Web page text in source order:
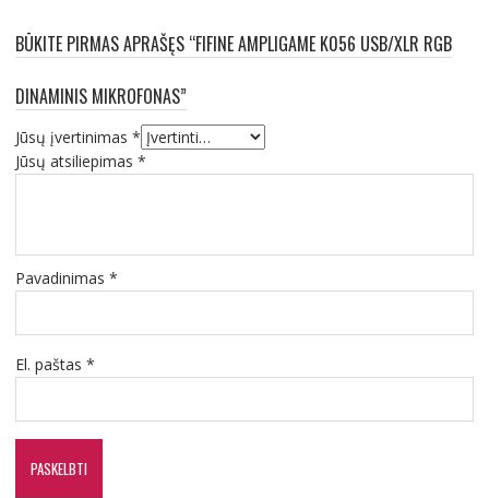
BŪKITE PIRMAS APRAŠĘS “FIFINE AMPLIGAME K056 USB/XLR RGB
DINAMINIS MIKROFONAS”
Jūsų įvertinimas *
Jūsų atsiliepimas *
Pavadinimas *
El. paštas *